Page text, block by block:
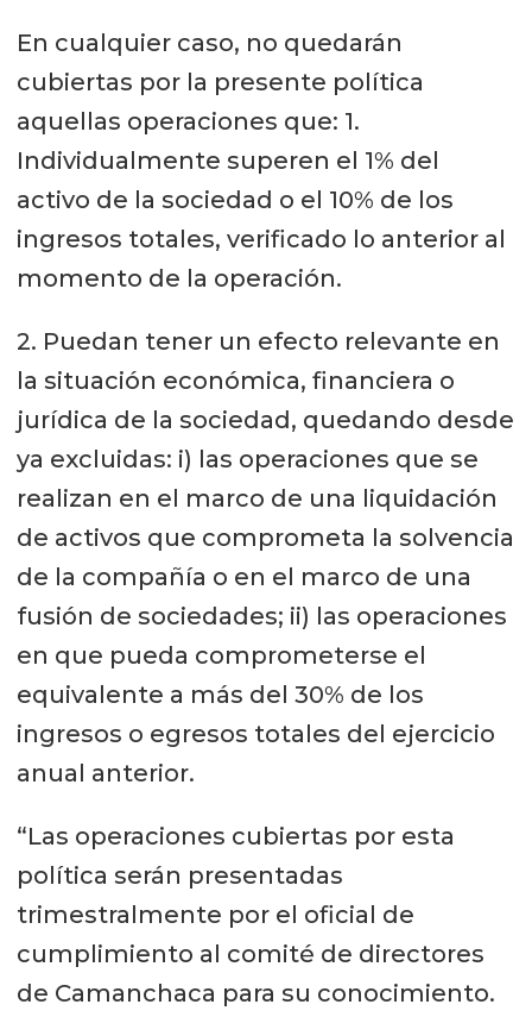
En cualquier caso, no quedarán
cubiertas por la presente política
aquellas operaciones que: 1.
Individualmente superen el 1% del
activo de la sociedad o el 10% de los
ingresos totales, verificado lo anterior al
momento de la operación.
2. Puedan tener un efecto relevante en
la situación económica, financiera o
jurídica de la sociedad, quedando desde
ya excluidas: i) las operaciones que se
realizan en el marco de una liquidación
de activos que comprometa la solvencia
de la compañía o en el marco de una
fusión de sociedades; ii) las operaciones
en que pueda comprometerse el
equivalente a más del 30% de los
ingresos o egresos totales del ejercicio
anual anterior.
“Las operaciones cubiertas por esta
política serán presentadas
trimestralmente por el oficial de
cumplimiento al comité de directores
de Camanchaca para su conocimiento.